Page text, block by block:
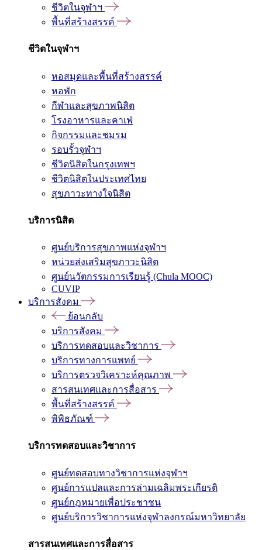
ชีวิตในจุฬาฯ
พื้นที่สร้างสรรค์
ชีวิตในจุฬาฯ
หอสมุดและพื้นที่สร้างสรรค์
หอพัก
กีฬาและสุขภาพนิสิต
โรงอาหารและคาเฟ่
กิจกรรมและชมรม
รอบรั้วจุฬาฯ
ชีวิตนิสิตในกรุงเทพฯ
ชีวิตนิสิตในประเทศไทย
สุขภาวะทางใจนิสิต
บริการนิสิต
ศูนย์บริการสุขภาพแห่งจุฬาฯ
หน่วยส่งเสริมสุขภาวะนิสิต
ศูนย์นวัตกรรมการเรียนรู้ (Chula MOOC)
CUVIP
บริการสังคม
ย้อนกลับ
บริการสังคม
บริการทดสอบและวิชาการ
บริการทางการแพทย์
บริการตรวจวิเคราะห์คุณภาพ
สารสนเทศและการสื่อสาร
พื้นที่สร้างสรรค์
พิพิธภัณฑ์
บริการทดสอบและวิชาการ
ศูนย์ทดสอบทางวิชาการแห่งจุฬาฯ
ศูนย์การแปลและการล่ามเฉลิมพระเกียรติ
ศูนย์กฎหมายเพื่อประชาชน
ศูนย์บริการวิชาการแห่งจุฬาลงกรณ์มหาวิทยาลัย
สารสนเทศและการสื่อสาร